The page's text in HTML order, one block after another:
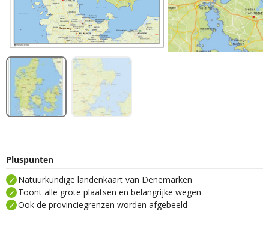
Pluspunten
Natuurkundige landenkaart van Denemarken
Toont alle grote plaatsen en belangrijke wegen
Ook de provinciegrenzen worden afgebeeld